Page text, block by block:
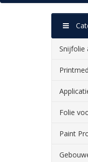
Snijfolie
Folie
Paint